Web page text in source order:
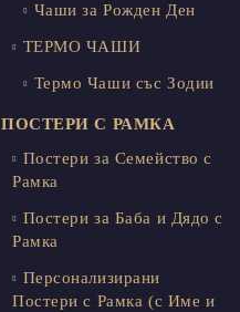
Чаши за Рожден Ден
ТЕРМО ЧАШИ
Термо Чаши със Зодии
ПОСТЕРИ С РАМКА
Постери за Семейство с
Рамка
Постери за Баба и Дядо с
Рамка
Персонализирани
Постери с Рамка (с Име и